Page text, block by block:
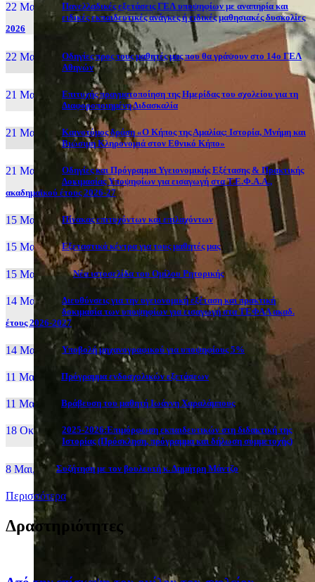
22 Μαι, 26
Πανελλαδικές εξετάσεις ΓΕΛ υποψηφίων με αναπηρία και
ειδικές εκπαιδευτικές ανάγκες ή ειδικές μαθησιακές δυσκολίες
2026
22 Μαι, 26
Οδηγίες προς τους μαθητές μας που θα γράψουν στο 14ο ΓΕΛ
Αθηνών
21 Μαι, 26
Επιτυχής πραγματοποίηση της Ημερίδας του σχολείου για τη
Διαφοροποιημένη Διδασκαλία
21 Μαι, 26
Καινοτόμος δράση «Ο Κήπος της Αμαλίας: Ιστορία, Μνήμη και
Βιώσιμη Κληρονομιά στον Εθνικό Κήπο»
21 Μαι, 26
Οδηγίες και Πρόγραμμα Υγειονομικής Εξέτασης & Πρακτικής
Δοκιμασίας Υποψηφίων για εισαγωγή στα Τ.Ε.Φ.Α.Α.,
ακαδημαϊκού έτους 2026-27
15 Μαι, 26 Πίνακας επιτυχόντων και επιλαχόντων
15 Μαι, 26 Εξεταστικά κέντρα για τους μαθητές μας
15 Μαι, 2026 Νέα ιστοσελίδα του Ομίλου Ρητορικής
14 Μαι, 26
Διευθύνσεις για την υγειονομική εξέταση και πρακτική
δοκιμασία των υποψηφίων για εισαγωγή στα ΤΕΦΑΑ ακαδ.
έτους 2026-2027
14 Μαι, 26 Yποβολή μηχανογραφικού για υποψηφίους 5%
11 Μαι, 26 Πρόγραμμα ενδοσχολικών εξετάσεων
11 Μαι, 26 Βράβευση του μαθητή Ιωάννη Χαραλάμπους
18 Οκτ, 25
2025-2026:Επιμόρφωση εκπαιδευτικών στη διδακτική της
Ιστορίας (Πρόσκληση, πρόγραμμα και δήλωση συμμετοχής)
8 Μαι, 26 Συζήτηση με τον βουλευτή κ. Δημήτρη Μάντζο
Περισσότερα
Δραστηριότητες